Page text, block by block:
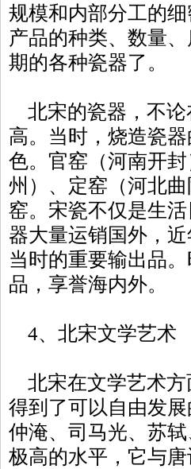
规模和内部分工的
产品的种类、数量
期的各种瓷器了
北宋的瓷器，不论
高。当时，烧造瓷
色。官窑（河南开
州）、定窑（河北
窑。宋瓷不仅是生
器大量运销国外，
当时的重要输出品
品，享誉海内外
4、北宋文学艺
北宋在文学艺术方
得到了可以自由发
仲淹、司马光、苏
极高的水平，它与